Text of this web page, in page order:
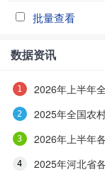
批量查看
数据资讯
2026年上半年
2025年全国农
2026年上半年
2025年河北省